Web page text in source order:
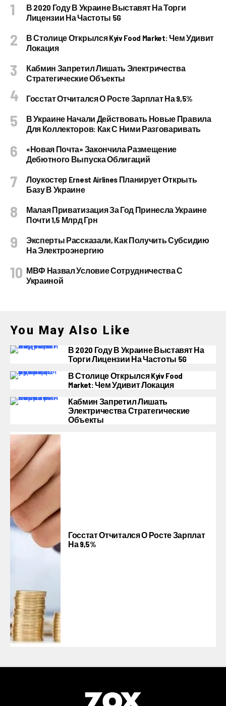
В 2020 Году В Украине Выставят На Торги
Лицензии На Частоты 5G
В Столице Открылся Kyiv Food Market: Чем Удивит
Локация
Кабмин Запретил Лишать Электричества
Стратегические Объекты
Госстат Отчитался О Росте Зарплат На 9,5%
В Украине Начали Действовать Новые Правила
Для Коллекторов: Как С Ними Разговаривать
«Новая Почта» Закончила Размещение
Дебютного Выпуска Облигаций
Лоукостер Ernest Airlines Планирует Открыть
Базу В Украине
Малая Приватизация За Год Принесла Украине
Почти 1,5 Млрд Грн
Эксперты Рассказали, Как Получить Субсидию
На Электроэнергию
МВФ Назвал Условие Сотрудничества С
Украиной
You May Also Like
В 2020 Году В Украине Выставят На
Торги Лицензии На Частоты 5G
В Столице Открылся Kyiv Food
Market: Чем Удивит Локация
Кабмин Запретил Лишать
Электричества Стратегические
Объекты
Госстат Отчитался О Росте Зарплат
На 9,5%